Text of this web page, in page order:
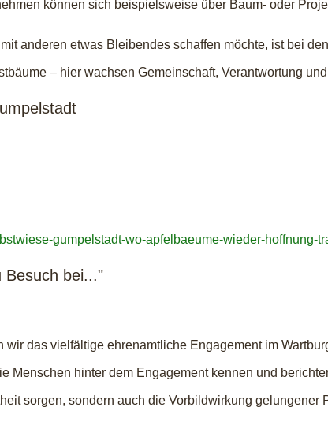
können sich beispielsweise über Baum- oder
anderen etwas Bleibendes schaffen möchte, ist bei
– hier wachsen Gemeinschaft, Verantwortung
gumpelstadt-wo-apfelbaeume-wieder-hoffnung-
Besuch bei..."
das vielfältige ehrenamtliche Engagement im
Menschen hinter dem Engagement kennen und
sorgen, sondern auch die Vorbildwirkung